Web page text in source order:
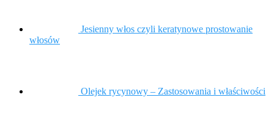
Jesienny włos czyli keratynowe prostowanie
włosów
Olejek rycynowy – Zastosowania i właściwości